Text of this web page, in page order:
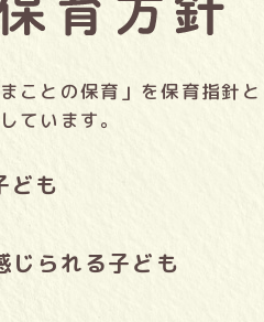
ことの保育」を保育指針
ています。
ども
じられる子ども